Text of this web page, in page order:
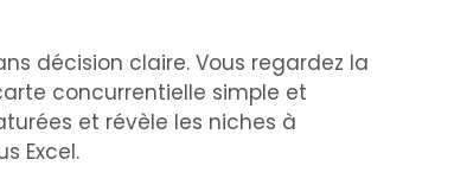
décision claire. Vous regardez la
concurrentielle simple et
et révèle les niches à
Excel.